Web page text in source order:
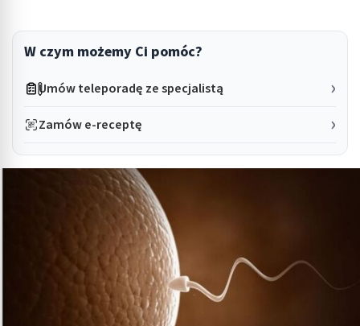
W czym możemy Ci pomóc?
Umów teleporadę ze specjalistą
Zamów e-receptę